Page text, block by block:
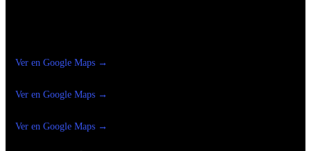
Ver en Google Maps →
Ver en Google Maps →
Ver en Google Maps →